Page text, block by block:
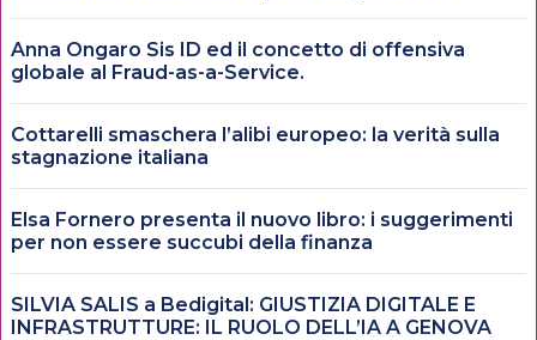
Anna Ongaro Sis ID ed il concetto di offensiva
globale al Fraud-as-a-Service.
Cottarelli smaschera l’alibi europeo: la verità sulla
stagnazione italiana
Elsa Fornero presenta il nuovo libro: i suggerimenti
per non essere succubi della finanza
SILVIA SALIS a Bedigital: GIUSTIZIA DIGITALE E
INFRASTRUTTURE: IL RUOLO DELL’IA A GENOVA